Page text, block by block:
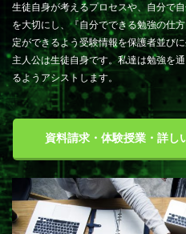
生徒自身が考えるプロセスや、自分で
を大切にし、『自分でできる勉強の仕
定ができるよう受験情報を保護者並び
主人公は生徒自身です。私達は勉強を
るようアシストします。
資料請求・体験授業・詳し